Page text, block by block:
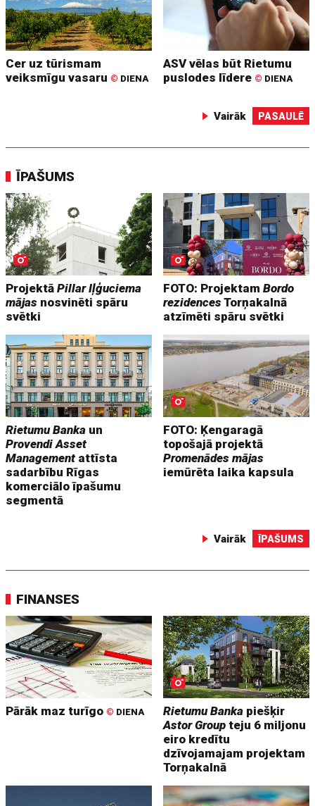
Cer uz tūrismam
veiksmīgu vasaru © DIENA
ASV vēlas būt Rietumu
puslodes līdere © DIENA
Vairāk PASAULĒ
ĪPAŠUMS
ProjektāPillar Iļģuciema
mājas nosvinēti spāru
svētki
FOTO: ProjektamBordo
rezidencesTorņakalnā
atzīmēti spāru svētki
Rietumu Banka un
Provendi Asset
Management attīsta
sadarbību Rīgas
komerciālo īpašumu
segmentā
FOTO: Ķengaragā
topošajā projektā
Promenādes mājas
iemūrēta laika kapsula
Vairāk ĪPAŠUMS
FINANSES
Pārāk maz turīgo © DIENA Rietumu Banka piešķir
Astor Group teju 6 miljonu
eiro kredītu
dzīvojamajam projektam
Torņakalnā